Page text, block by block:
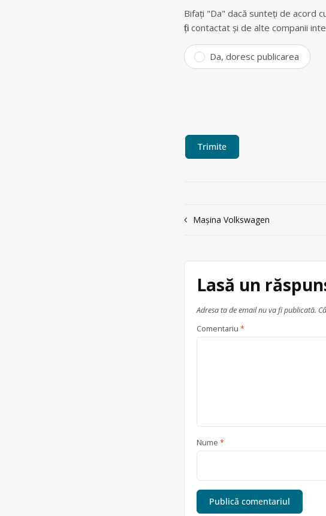
Bifați "Da" dacă sunteți de acord
fiți contactat și de alte companii
Da, doresc publicarea
Navigare
Mașina Volkswagen
Lasă un
Adresa ta de email nu va fi publicată.
Comentariu *
Nume *